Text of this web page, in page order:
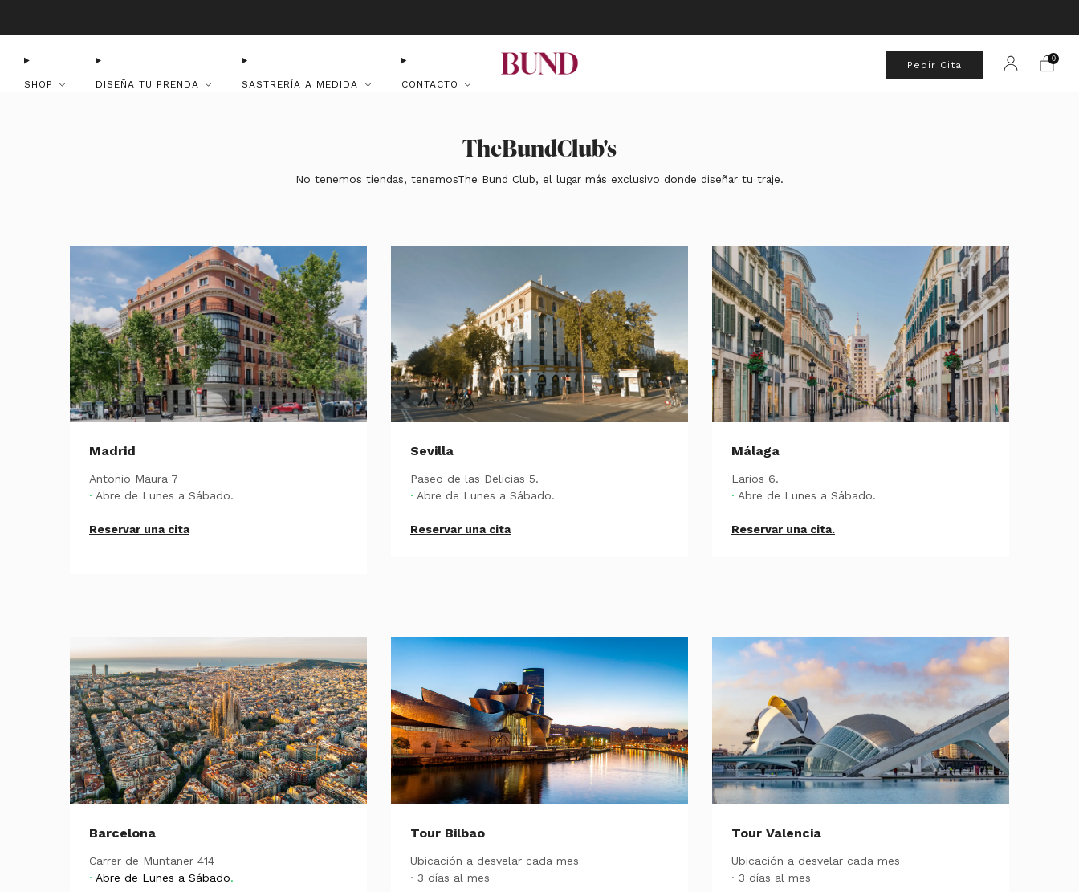
SHOP DISEÑA TU PRENDA SASTRERÍA A MEDIDA CONTACTO
Pedir Cita
0
TheBundClub's
No tenemos tiendas, tenemosThe Bund Club, el lugar más exclusivo donde diseñar tu traje.
Madrid
Antonio Maura 7
· Abre de Lunes a Sábado.
Reservar una cita
Sevilla
Paseo de las Delicias 5.
· Abre de Lunes a Sábado.
Reservar una cita
Málaga
Larios 6.
· Abre de Lunes a Sábado.
Reservar una cita.
Barcelona
Carrer de Muntaner 414
· Abre de Lunes a Sábado.
Tour Bilbao
Ubicación a desvelar cada mes
· 3 días al mes
Tour Valencia
Ubicación a desvelar cada mes
· 3 días al mes